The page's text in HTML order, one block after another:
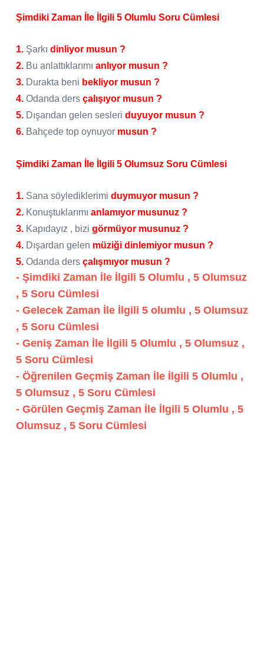
Şimdiki Zaman İle İlgili 5 Olumlu Soru Cümlesi
1. Şarkı dinliyor musun ?
2. Bu anlattıklarımı anlıyor musun ?
3. Durakta beni bekliyor musun ?
4. Odanda ders çalışıyor musun ?
5. Dışarıdan gelen sesleri duyuyor musun ?
6. Bahçede top oynuyor musun ?
Şimdiki Zaman İle İlgili 5 Olumsuz Soru Cümlesi
1. Sana söylediklerimi duymuyor musun ?
2. Konuştuklarımı anlamıyor musunuz ?
3. Kapıdayız , bizi görmüyor musunuz ?
4. Dışardan gelen müziği dinlemiyor musun ?
5. Odanda ders çalışmıyor musun ?
- Şimdiki Zaman İle İlgili 5 Olumlu , 5 Olumsuz
, 5 Soru Cümlesi
- Gelecek Zaman İle İlgili 5 olumlu , 5 Olumsuz
, 5 Soru Cümlesi
- Geniş Zaman İle İlgili 5 Olumlu , 5 Olumsuz ,
5 Soru Cümlesi
- Öğrenilen Geçmiş Zaman İle İlgili 5 Olumlu ,
5 Olumsuz , 5 Soru Cümlesi
- Görülen Geçmiş Zaman İle İlgili 5 Olumlu , 5
Olumsuz , 5 Soru Cümlesi